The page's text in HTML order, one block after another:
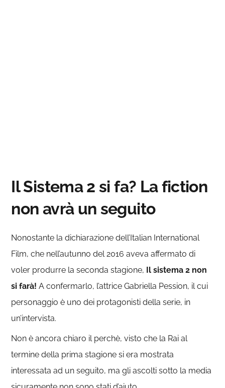
Il Sistema 2 si fa? La fiction
non avrà un seguito
Nonostante la dichiarazione dell’Italian International
Film, che nell’autunno del 2016 aveva affermato di
voler produrre la seconda stagione, Il sistema 2 non
si farà!A confermarlo, l’attrice Gabriella Pession, il cui
personaggio è uno dei protagonisti della serie, in
un’intervista.
Non è ancora chiaro il perchè, visto che la Rai al
termine della prima stagione si era mostrata
interessata ad un seguito, ma gli ascolti sotto la media